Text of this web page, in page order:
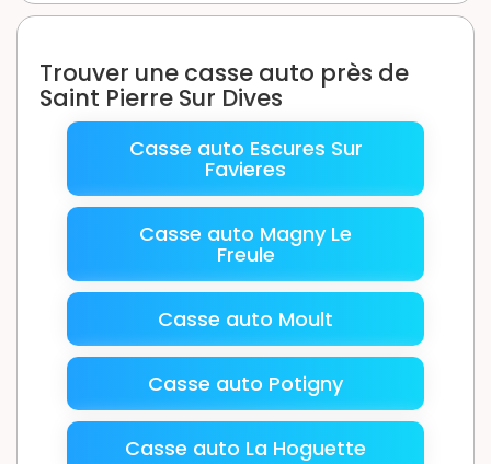
Trouver une casse auto près de
Saint Pierre Sur Dives
Casse auto Escures Sur
Favieres
Casse auto Magny Le
Freule
Casse auto Moult
Casse auto Potigny
Casse auto La Hoguette